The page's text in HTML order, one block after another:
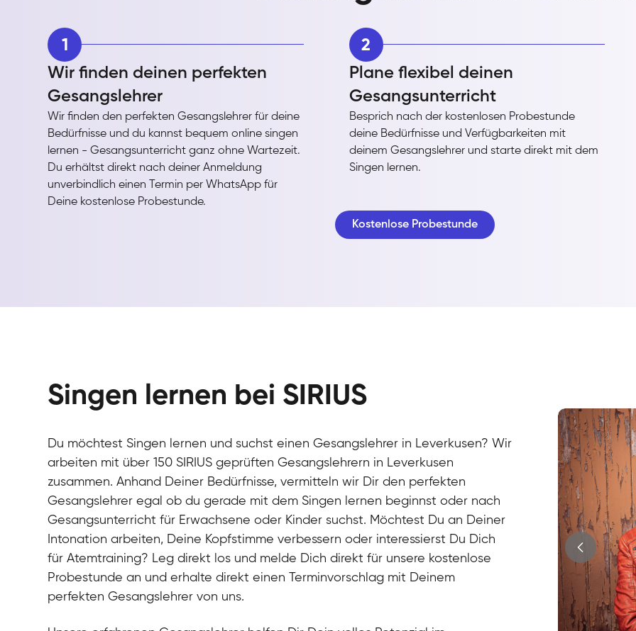
1
Wir finden deinen perfekten
Gesangslehrer
Wir finden den perfekten Gesangslehrer für deine
Bedürfnisse und du kannst bequem online singen
lernen - Gesangsunterricht ganz ohne Wartezeit.
Du erhältst direkt nach deiner Anmeldung
unverbindlich einen Termin per WhatsApp für
Deine kostenlose Probestunde.
2
Plane flexibel deinen
Gesangsunterricht
Besprich nach der kostenlosen Probestunde
deine Bedürfnisse und Verfügbarkeiten mit
deinem Gesangslehrer und starte direkt mit dem
Singen lernen.
Kostenlose Probestunde
Singen lernen bei SIRIUS
Du möchtest Singen lernen und suchst einen Gesangslehrer in Leverkusen? Wir
arbeiten mit über 150 SIRIUS geprüften Gesangslehrern in Leverkusen
zusammen. Anhand Deiner Bedürfnisse, vermitteln wir Dir den perfekten
Gesangslehrer egal ob du gerade mit dem Singen lernen beginnst oder nach
Gesangsunterricht für Erwachsene oder Kinder suchst. Möchtest Du an Deiner
Intonation arbeiten, Deine Kopfstimme verbessern oder interessierst Du Dich
für Atemtraining? Leg direkt los und melde Dich direkt für unsere kostenlose
Probestunde an und erhalte direkt einen Terminvorschlag mit Deinem
perfekten Gesangslehrer von uns.
Stefan
Gesang /